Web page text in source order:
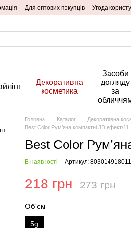
Для оптових покупців Угода
Декоративна
косметика
Засоби
догляду
за
Головна Каталог Декоративна
Best Color Рум’яна компактні 3D ефект/11
Best Color
В наявності Артикул:
218 грн 273 грн
Об'єм
5g